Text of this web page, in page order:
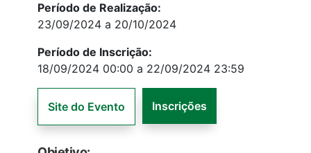
Período de Realização:
23/09/2024 a 20/10/2024
Período de Inscrição:
18/09/2024 00:00 a 22/09/2024 23:59
Site do Evento Inscrições